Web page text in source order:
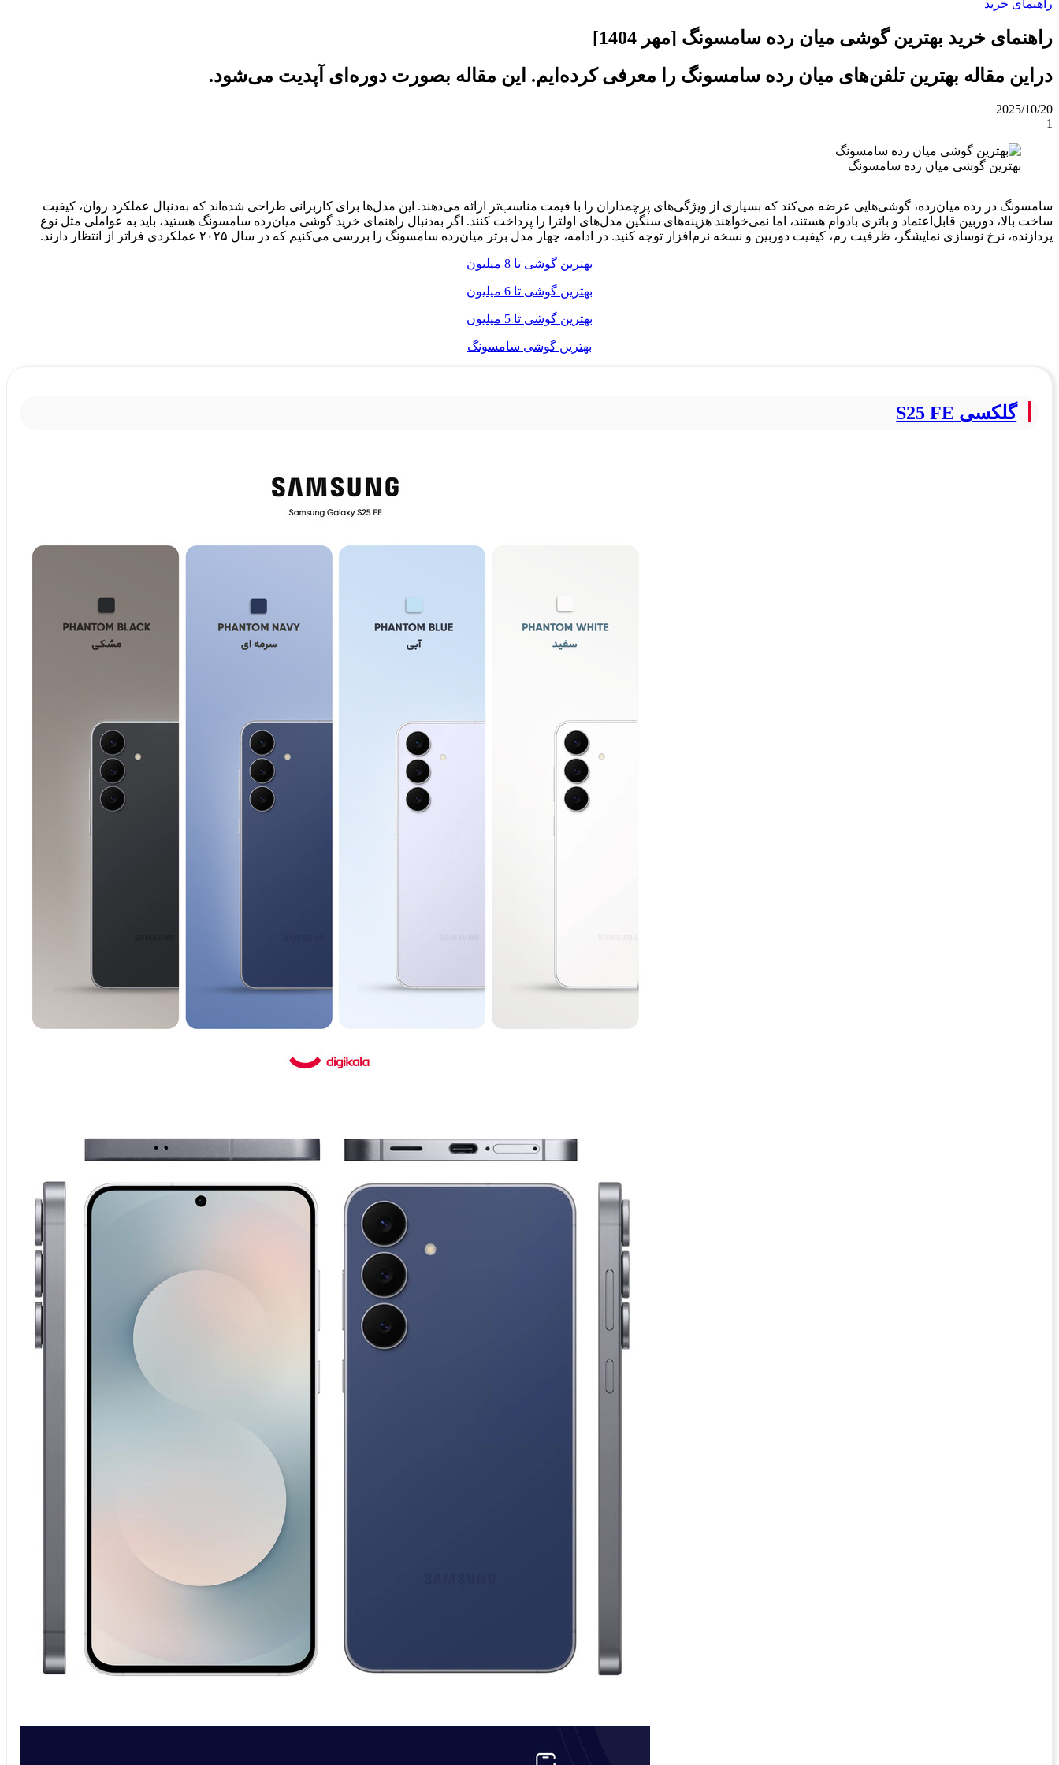
راهنمای خرید
راهنمای خرید بهترین گوشی میان رده سامسونگ [مهر 1404]
دراین مقاله بهترین تلفن‌های میان رده سامسونگ را معرفی کرده‌ایم. این مقاله بصورت دوره‌ای آپدیت می‌شود.
2025/10/20
1
بهترین گوشی میان رده سامسونگ
سامسونگ در رده میان‌رده، گوشی‌هایی عرضه می‌کند که بسیاری از ویژگی‌های پرچمداران را با قیمت مناسب‌تر ارائه می‌دهند. این مدل‌ها برای کاربرانی طراحی شده‌اند که به‌دنبال عملکرد روان، کیفیت
ساخت بالا، دوربین قابل‌اعتماد و باتری بادوام هستند، اما نمی‌خواهند هزینه‌های سنگین مدل‌های اولترا را پرداخت کنند. اگر به‌دنبال راهنمای خرید گوشی میان‌رده سامسونگ هستید، باید به عواملی مثل نوع
پردازنده، نرخ نوسازی نمایشگر، ظرفیت رم، کیفیت دوربین و نسخه نرم‌افزار توجه کنید. در ادامه، چهار مدل برتر میان‌رده سامسونگ را بررسی می‌کنیم که در سال ۲۰۲۵ عملکردی فراتر از انتظار دارند.
بهترین گوشی تا 8 میلیون
بهترین گوشی تا 6 میلیون
بهترین گوشی تا 5 میلیون
بهترین گوشی سامسونگ
گلکسی S25 FE